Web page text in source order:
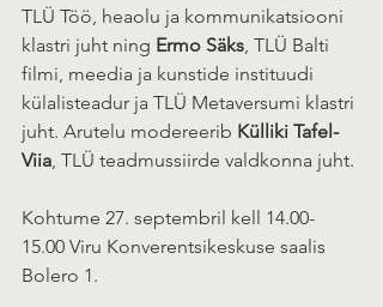
TLÜ Töö, heaolu ja kommunikatsiooni
klastri juht ning Ermo Säks , TLÜ Balti
filmi, meedia ja kunstide instituudi
külalisteadur ja TLÜ Metaversumi klastri
juht. Arutelu modereerib Külliki Tafel-
Viia , TLÜ teadmussiirde valdkonna juht.
Kohtume 27. septembril kell 14.00-
15.00 Viru Konverentsikeskuse saalis
Bolero 1.